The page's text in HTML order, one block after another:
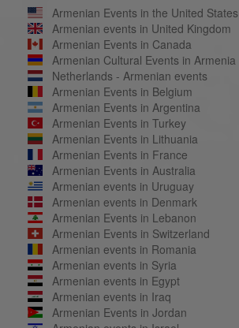
Armenian Events in the United States
Armenian events in United Kingdom
Armenian Events in Canada
Armenian Cultural Events in Armenia
Netherlands - Armenian events
Armenian Events in Belgium
Armenian Events in Argentina
Armenian Events in Turkey
Armenian Events in Lithuania
Armenian Events in France
Armenian Events in Australia
Armenian events in Uruguay
Armenian events in Denmark
Armenian Events in Lebanon
Armenian Events in Switzerland
Armenian events in Romania
Armenian events in Syria
Armenian events in Egypt
Armenian events in Iraq
Armenian Events in Jordan